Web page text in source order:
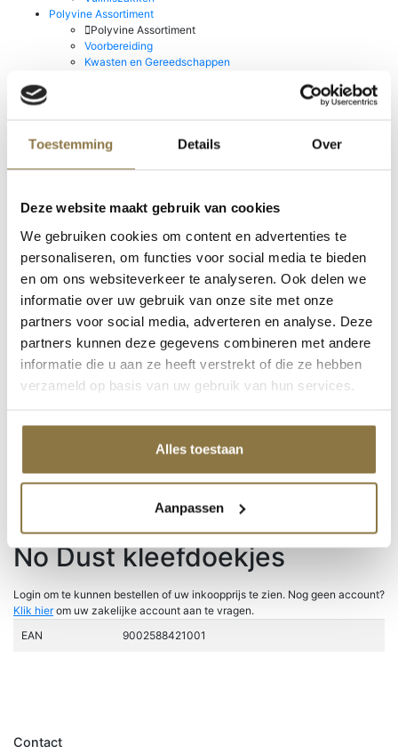
Toestemming Details Over
Deze website maakt gebruik van cookies
We gebruiken cookies om content en advertenties te
personaliseren, om functies voor social media te bieden
en om ons websiteverkeer te analyseren. Ook delen we
informatie over uw gebruik van onze site met onze
partners voor social media, adverteren en analyse. Deze
partners kunnen deze gegevens combineren met andere
informatie die u aan ze heeft verstrekt of die ze hebben
verzameld op basis van uw gebruik van hun services.
Alles toestaan
Aanpassen
Polyvine Assortiment
Polyvine Assortiment
Voorbereiding
Kwasten en Gereedschappen
Mylands House of Colour
Wax Polishes
Staalmeester Kwasten
Producten van Rust-oleum
Producten van Rust-oleum
CombiColor
Rust-oleum / Mathys
Grondverven
Producten van Zinsser
Dust kleefdoekjes
No Dust kleefdoekjes
Login om te kunnen bestellen of uw inkoopprijs te zien. Nog geen account?
Klik hierom uw zakelijke account aan te vragen.
EAN
9002588421001
Contact